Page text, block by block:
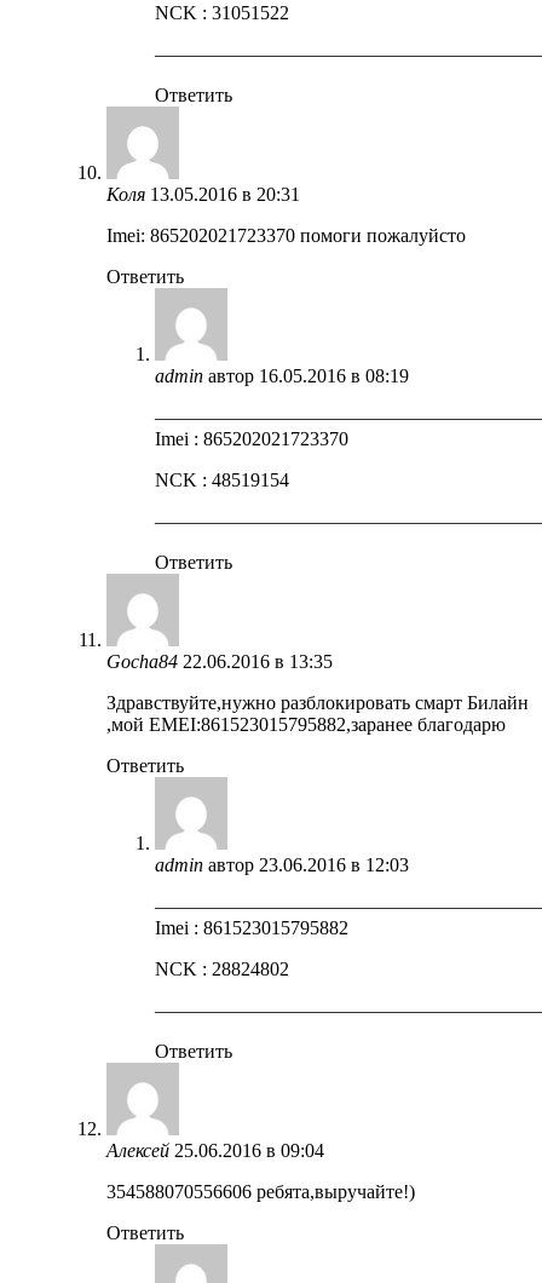
NCK : 31051522
Ответить
Коля 13.05.2016 в 20:31
Imei: 865202021723370 помоги пожалуйсто
Ответить
admin автор 16.05.2016 в 08:19
Imei : 865202021723370
NCK : 48519154
Ответить
Gocha84 22.06.2016 в 13:35
Здравствуйте,нужно разблокировать смарт Билайн
,мой EMEI:861523015795882,заранее благодарю
Ответить
admin автор 23.06.2016 в 12:03
Imei : 861523015795882
NCK : 28824802
Ответить
Алексей 25.06.2016 в 09:04
354588070556606 ребята,выручайте!)
Ответить